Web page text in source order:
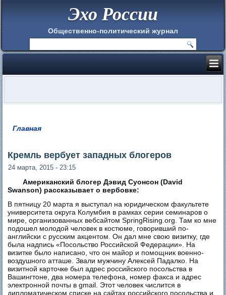
Эхо России
Общественно-политический журнал
Главная
Кремль вербует западных блогеров
24 марта, 2015 - 23:15
Американский блогер Дэвид Суонсон (David
Swanson) рассказывает о вербовке:
В пятницу 20 марта я выступал на юридическом факультете
университета округа Колумбия в рамках серии семинаров о
мире, организованных вебсайтом SpringRising.org. Там ко мне
подошел молодой человек в костюме, говоривший по-
английски с русским акцентом. Он дал мне свою визитку, где
была надпись «Посольство Российской Федерации». На
визитке было написано, что он майор и помощник военно-
воздушного атташе. Звали мужчину Алексей Падалко. На
визитной карточке был адрес российского посольства в
Вашингтоне, два номера телефона, номер факса и адрес
электронной почты в gmail. Этот человек числится в
дипломатическом списке на сайтах российского посольства и